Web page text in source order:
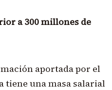
a 300 millones de
aportada por el
tiene una masa salarial